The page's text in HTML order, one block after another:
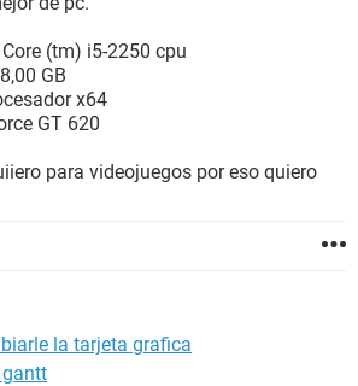
(tm) i5-2250 cpu
GB
x64
GT 620
para videojuegos por eso quiero
la tarjeta grafica
gantt